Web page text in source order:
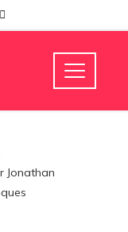
Jonathan